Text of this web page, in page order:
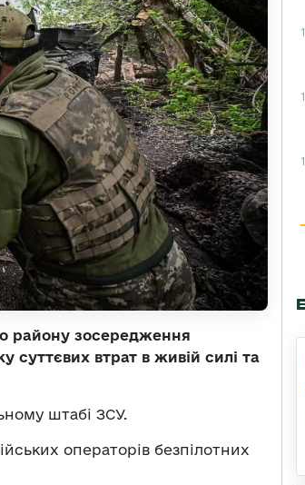
району зосередження
суттєвих втрат в живій силі та
штабі ЗСУ.
операторів безпілотних